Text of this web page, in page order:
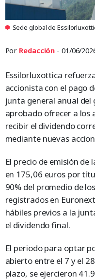
Sede global de
Por Redacción - 01/06/
Essilorluxottica
accionista con el pago
junta general anual
aprobado ofrecer a los
recibir el dividendo
mediante nuevas
El precio de emisión de
en 175,06 euros por
90% del promedio de
registrados en
hábiles previos a la
el dividendo final.
El periodo para optar
abierto entre el 7 y el
plazo, se ejercieron